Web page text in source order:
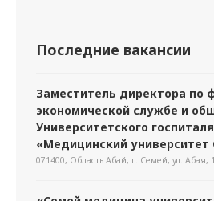
Последние вакансии
Заместитель директора по
экономической службе и
Университетского
«Медицинский университет
071400, Область Абай, г. Семей, ул. Абая,